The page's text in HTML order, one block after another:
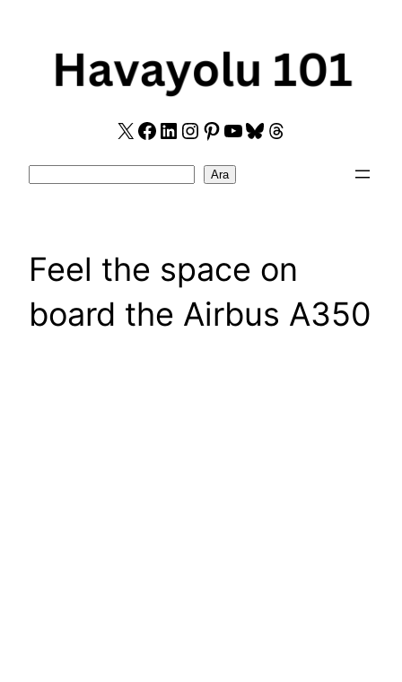
X Facebook
LinkedIn
Instagram
Pinterest
YouTube
Bluesky
Threads
Ara
Feel the space on
board the Airbus A350